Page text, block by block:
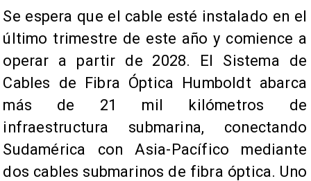
Se espera que el cable esté instalado en el
último trimestre de este año y comience a
operar a partir de 2028. El Sistema de
Cables de Fibra Óptica Humboldt abarca
más de 21 mil kilómetros de
infraestructura submarina, conectando
Sudamérica con Asia-Pacífico mediante
dos cables submarinos de fibra óptica. Uno